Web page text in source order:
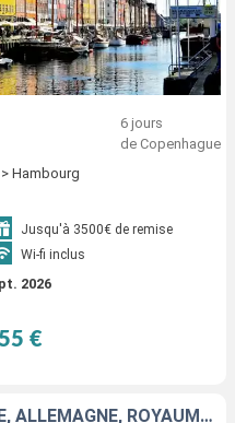
6 jours
de Copenhague
Hambourg
Jusqu'à 3500€ de remise
Wi-fi inclus
2026
€
DANEMARK, SUÈDE, NORVÈGE, ALLEMAGNE, ROYAUME-UNI